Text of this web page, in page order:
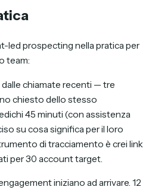
led prospecting nella pratica per
team:
chiamate recenti — tre
chiesto dello stesso
45 minuti (con assistenza
su cosa significa per il loro
di tracciamento è crei link
per 30 account target.
iniziano ad arrivare. 12